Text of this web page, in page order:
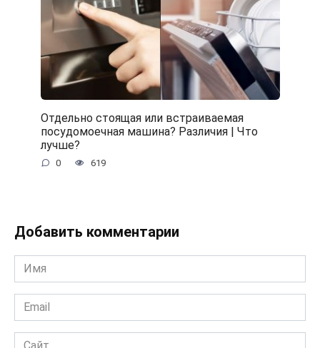
Отдельно стоящая или встраиваемая
посудомоечная машина? Различия | Что
лучше?
0 619
Добавить комментарии
Имя
*
Email
*
Сайт